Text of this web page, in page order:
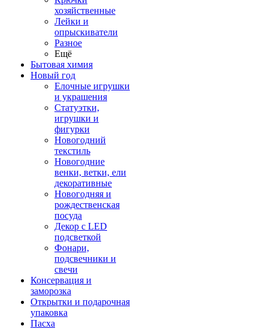
хозяйственные
Лейки и
опрыскиватели
Разное
Ещё
Бытовая химия
Новый год
Елочные игрушки
и украшения
Статуэтки,
игрушки и
фигурки
Новогодний
текстиль
Новогодние
венки, ветки, ели
декоративные
Новогодняя и
рождественская
посуда
Декор с LED
подсветкой
Фонари,
подсвечники и
свечи
Консервация и
заморозка
Открытки и подарочная
упаковка
Пасха